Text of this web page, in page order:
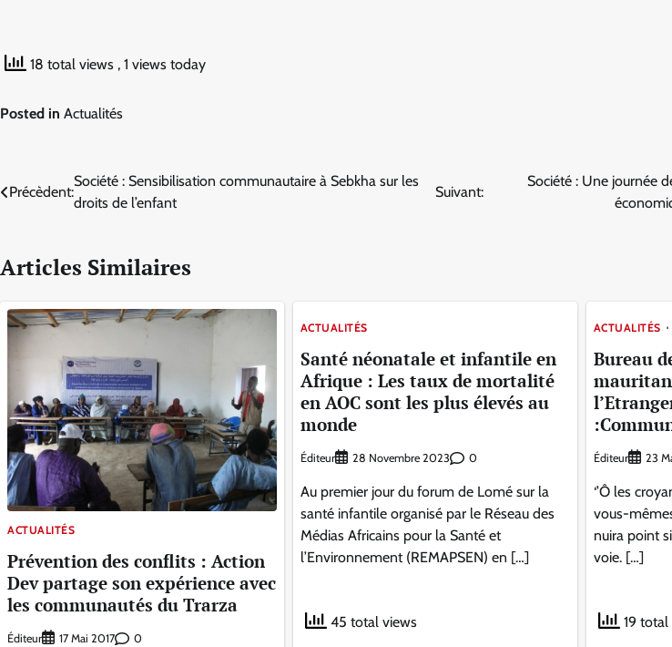
18 total views , 1 views today
Posted in Actualités
Navigation
l’article
Précèdent:
Société : Sensibilisation communautaire à Sebkha sur les
droits de l’enfant
Suivant:
Société : Une journée
Articles Similaires
ACTUALITÉS
Prévention des conflits : Action
Dev partage son expérience avec
les communautés du Trarza
Éditeur 17 Mai 2017 0
ACTUALITÉS
Santé néonatale et infantile en
Afrique : Les taux de mortalité
en AOC sont les plus élevés au
monde
Éditeur 28 Novembre 2023 0
Au premier jour du forum de Lomé sur la
santé infantile organisé par le Réseau des
Médias Africains pour la Santé et
l’Environnement (REMAPSEN) en […]
45 total views
ACTUALITÉS
Bureau
Éditeur 23
‘’Ô les
vous-
nuira point
voie. […]
19 total